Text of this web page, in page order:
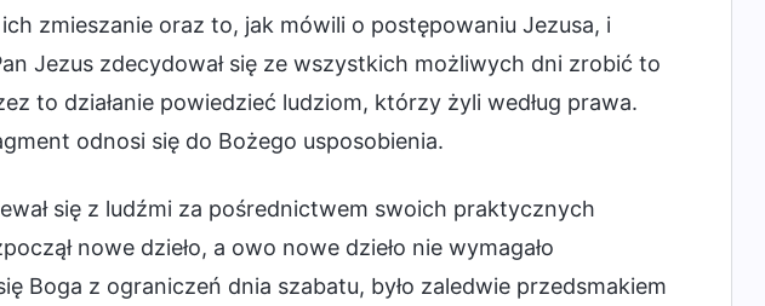
zmieszanie oraz to, jak mówili o postępowaniu Jezusa, i
Jezus zdecydował się ze wszystkich możliwych dni zrobić to
to działanie powiedzieć ludziom, którzy żyli według prawa.
odnosi się do Bożego usposobienia.
się z ludźmi za pośrednictwem swoich praktycznych
nowe dzieło, a owo nowe dzieło nie wymagało
Boga z ograniczeń dnia szabatu, było zaledwie przedsmakiem